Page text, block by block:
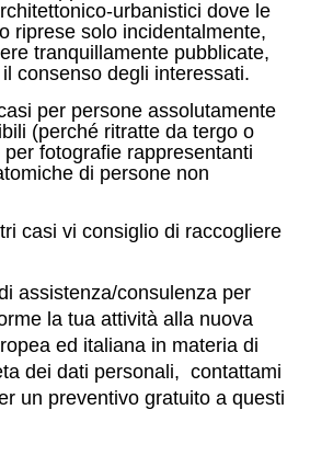
urbanistici dove le
riprese solo incidentalmente,
tranquillamente pubblicate,
consenso degli interessati.
per persone assolutamente
(perché ritratte da tergo o
fotografie rappresentanti
di persone non
casi vi consiglio di raccogliere
assistenza/consulenza per
la tua attività alla nuova
ed italiana in materia di
dei dati personali, contattami
un preventivo gratuito a questi